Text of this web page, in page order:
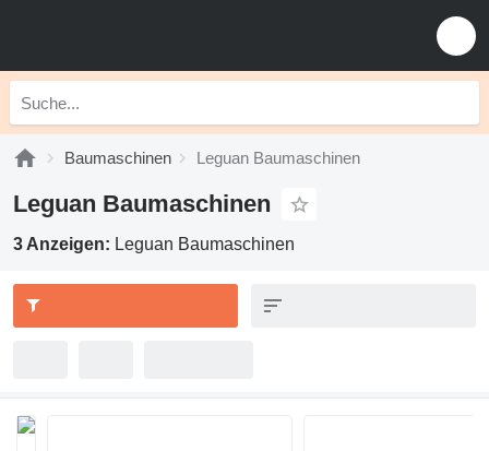
Baumaschinen Leguan Baumaschinen
Leguan Baumaschinen
3 Anzeigen: Leguan Baumaschinen